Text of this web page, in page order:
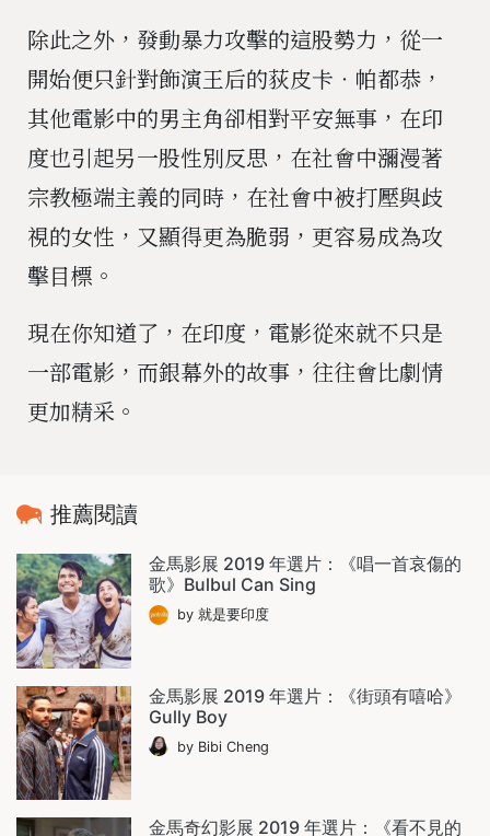
除此之外，發動暴力攻擊的這股勢力，從一
開始便只針對飾演王后的荻皮卡‧帕都恭，
其他電影中的男主角卻相對平安無事，在印
度也引起另一股性別反思，在社會中瀰漫著
宗教極端主義的同時，在社會中被打壓與歧
視的女性，又顯得更為脆弱，更容易成為攻
擊目標。
現在你知道了，在印度，電影從來就不只是
一部電影，而銀幕外的故事，往往會比劇情
更加精采。
推薦閱讀
金馬影展 2019 年選片：《唱一首哀傷的
歌》Bulbul Can Sing
by 就是要印度
金馬影展 2019 年選片：《街頭有嘻哈》
Gully Boy
by Bibi Cheng
金馬奇幻影展 2019 年選片：《看不見的